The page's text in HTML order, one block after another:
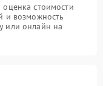
оценка стоимости
и возможность
или онлайн на